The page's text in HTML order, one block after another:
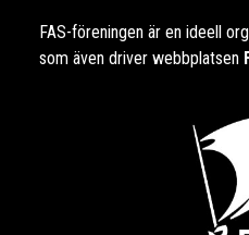
FAS-föreningen är en ideell
som även driver webbplatsen